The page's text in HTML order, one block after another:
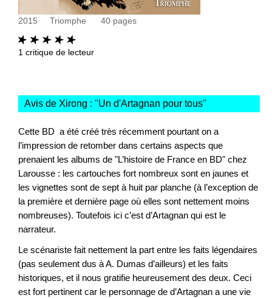
2015 Triomphe 40 pages
1 critique de lecteur
Avis de Xirong : "Un d'Artagnan pour tous"
Cette BD a été créé très récemment pourtant on a
l’impression de retomber dans certains aspects que
prenaient les albums de "L’histoire de France en BD" chez
Larousse : les cartouches fort nombreux sont en jaunes et
les vignettes sont de sept à huit par planche (à l’exception de
la première et dernière page où elles sont nettement moins
nombreuses). Toutefois ici c’est d’Artagnan qui est le
narrateur.
Le scénariste fait nettement la part entre les faits légendaires
(pas seulement dus à A. Dumas d’ailleurs) et les faits
historiques, et il nous gratifie heureusement des deux. Ceci
est fort pertinent car le personnage de d’Artagnan a une vie